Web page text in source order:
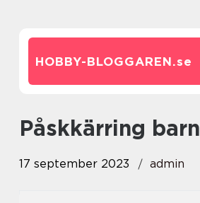
HOBBY-BLOGGAREN.se
påskkärring barn
17 september 2023 admin